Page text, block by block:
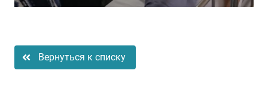
Вернуться к списку